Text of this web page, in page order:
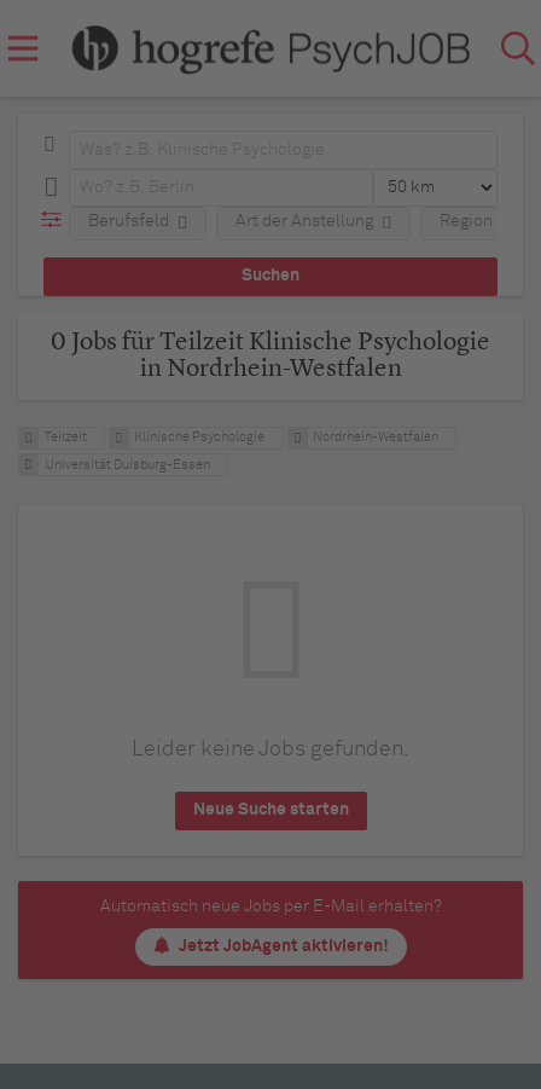
Berufsfeld Art der Anstellung Region
0 Jobs für Teilzeit Klinische Psychologie
in Nordrhein-Westfalen
Teilzeit Klinische Psychologie Nordrhein-Westfalen
Universität Duisburg-Essen
Leider keine Jobs gefunden.
Neue Suche starten
Automatisch neue Jobs per E-Mail erhalten?
Jetzt JobAgent aktivieren!